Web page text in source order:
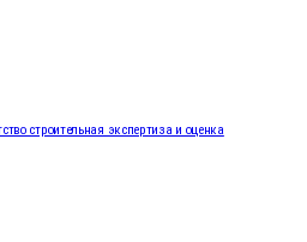
строительная экспертиза и оценка